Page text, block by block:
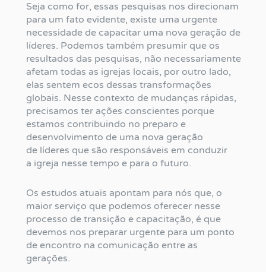
Seja como for, essas pesquisas nos direcionam
para um fato evidente, existe uma urgente
necessidade de capacitar uma nova geração de
líderes. Podemos também presumir que os
resultados das pesquisas, não necessariamente
afetam todas as igrejas locais, por outro lado,
elas sentem ecos dessas transformações
globais. Nesse contexto de mudanças rápidas,
precisamos ter ações conscientes porque
estamos contribuindo no preparo e
desenvolvimento de uma nova geração
de líderes que são responsáveis em conduzir
a igreja nesse tempo e para o futuro.
Os estudos atuais apontam para nós que, o
maior serviço que podemos oferecer nesse
processo de transição e capacitação, é que
devemos nos preparar urgente para um ponto
de encontro na comunicação entre as
gerações.